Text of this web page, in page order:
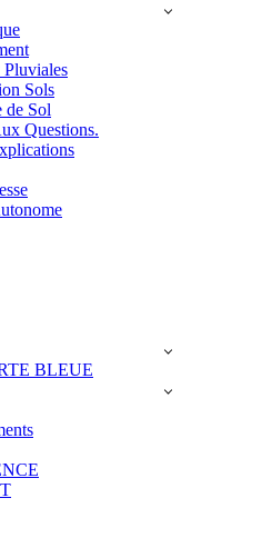
Pluviales
Sols
de Sol
Questions.
BLEUE